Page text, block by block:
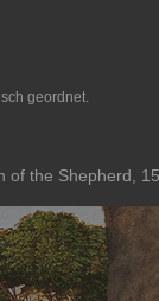
geordnet.
the Shepherd,